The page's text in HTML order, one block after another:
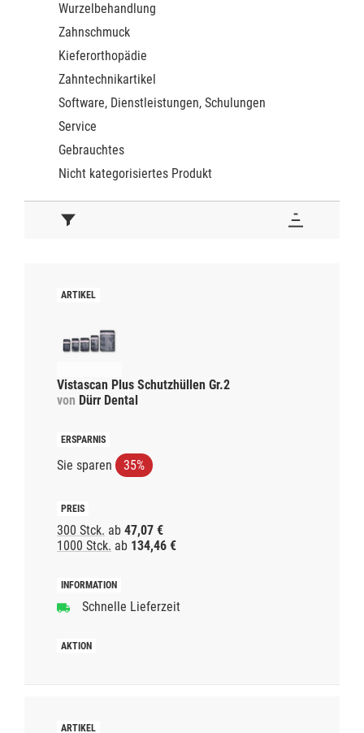
Wurzelbehandlung
Zahnschmuck
Kieferorthopädie
Zahntechnikartikel
Software, Dienstleistungen, Schulungen
Service
Gebrauchtes
Nicht kategorisiertes Produkt
Vistascan Plus Schutzhüllen Gr.2
von Dürr Dental
Sie sparen 35%
300 Stck. ab 47,07 €
1000 Stck. ab 134,46 €
Schnelle Lieferzeit